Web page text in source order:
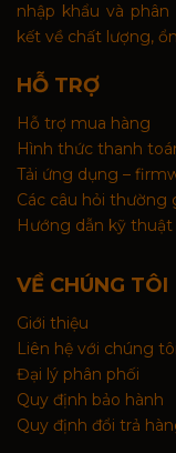
nhập khẩu và
kết về chất lượng,
HỖ TRỢ
Hỗ trợ mua hàng
Hình thức thanh
Tải ứng dụng –
Các câu hỏi thường
Hướng dẫn kỹ thuật
VỀ CHÚNG TÔI
Giới thiệu
Liên hệ với chúng tôi
Đại lý phân phối
Quy định bảo hành
Quy định đổi trả